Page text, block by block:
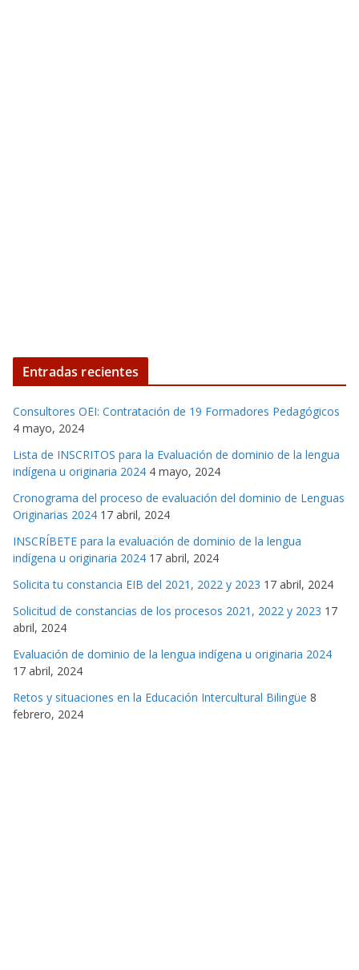
Entradas recientes
Consultores OEI: Contratación de 19 Formadores Pedagógicos
4 mayo, 2024
Lista de INSCRITOS para la Evaluación de dominio de la lengua
indígena u originaria 2024 4 mayo, 2024
Cronograma del proceso de evaluación del dominio de Lenguas
Originarias 2024 17 abril, 2024
INSCRÍBETE para la evaluación de dominio de la lengua
indígena u originaria 2024 17 abril, 2024
Solicita tu constancia EIB del 2021, 2022 y 2023 17 abril, 2024
Solicitud de constancias de los procesos 2021, 2022 y 2023 17
abril, 2024
Evaluación de dominio de la lengua indígena u originaria 2024
17 abril, 2024
Retos y situaciones en la Educación Intercultural Bilingüe 8
febrero, 2024